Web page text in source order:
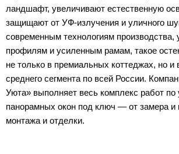
ландшафт, увеличивают естественную
защищают от УФ-излучения и уличного
современным технологиям производства,
профилям и усиленным рамам, такое
не только в премиальных коттеджах, но и
среднего сегмента по всей России.
Уюта» выполняет весь комплекс работ по
панорамных окон под ключ — от замера и
монтажа и отделки.